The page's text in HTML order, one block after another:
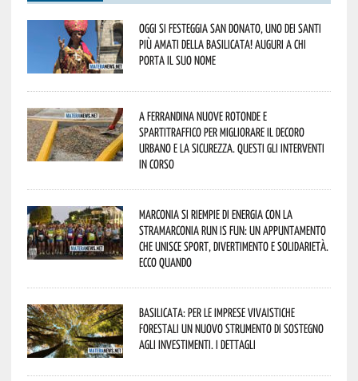
Oggi si festeggia San Donato, uno dei Santi
più amati della Basilicata! Auguri a chi
porta il suo nome
A Ferrandina nuove rotonde e
spartitraffico per migliorare il decoro
urbano e la sicurezza. Questi gli interventi
in corso
Marconia si riempie di energia con la
StraMarconia Run is Fun: un appuntamento
che unisce sport, divertimento e solidarietà.
Ecco quando
Basilicata: per le imprese vivaistiche
forestali un nuovo strumento di sostegno
agli investimenti. I dettagli